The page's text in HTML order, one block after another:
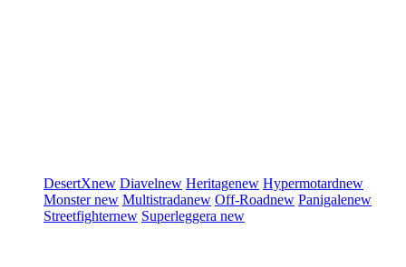
DesertXnew Diavelnew Heritagenew Hypermotardnew
Monsternew Multistradanew Off-Roadnew Panigalenew
Streetfighternew Superleggera new